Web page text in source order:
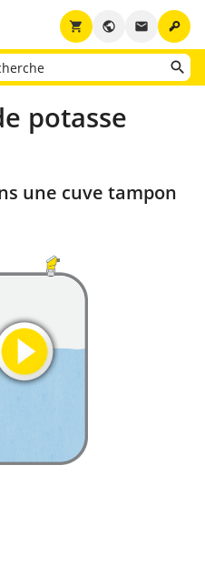
key
email
public
shopping_cart
potasse
une cuve tampon